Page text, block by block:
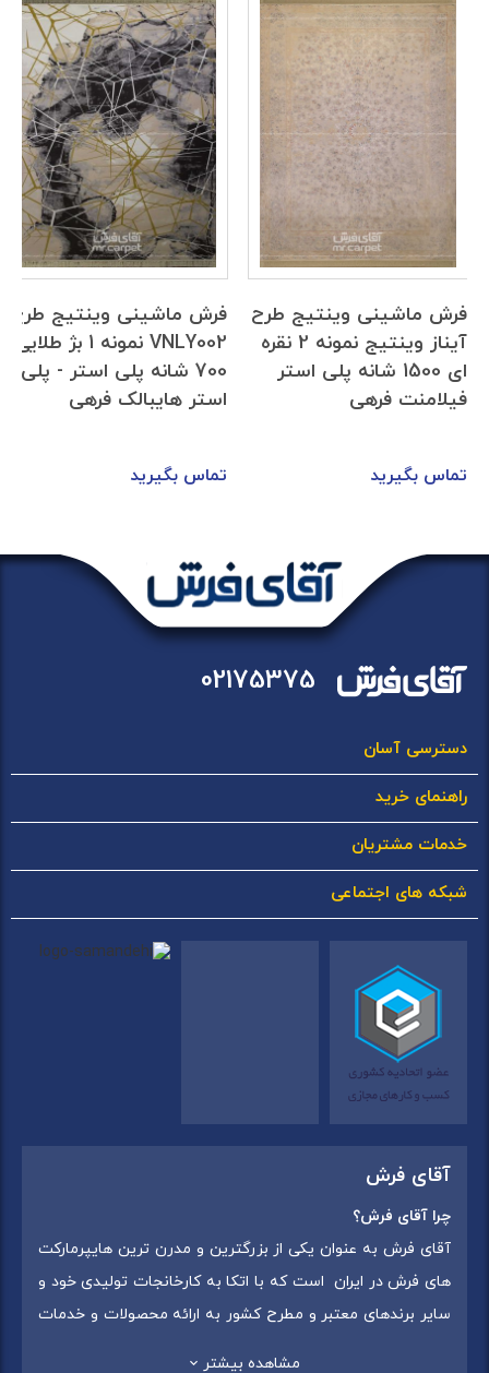
فرش ماشینی وینتیج طرح
آیناز وینتیج نمونه 2 نقره
ای 1500 شانه پلی استر
فیلامنت فرهی
تماس بگیرید
فرش ماشینی وینتیج طرح
VNLY002 نمونه 1 بژ طلایی
700 شانه پلی استر - پلی
استر هایبالک فرهی
تماس بگیرید
02175375
دسترسی آسان
راهنمای خرید
خدمات مشتریان
شبکه های اجتماعی
آقای فرش
چرا آقای فرش؟
آقای فرش به عنوان یکی از بزرگترین و مدرن ترین هایپرمارکت
های فرش در ایران است که با اتکا به کارخانجات تولیدی خود و
سایر برندهای معتبر و مطرح کشور به ارائه محصولات و خدمات
مشاهده بیشتر